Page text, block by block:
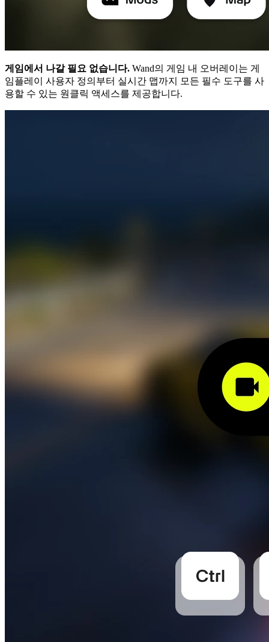
게임에서 나갈 필요 없습니다. Wand의 게임 내 오버레이는 게
임플레이 사용자 정의부터 실시간 맵까지 모든 필수 도구를 사
용할 수 있는 원클릭 액세스를 제공합니다.